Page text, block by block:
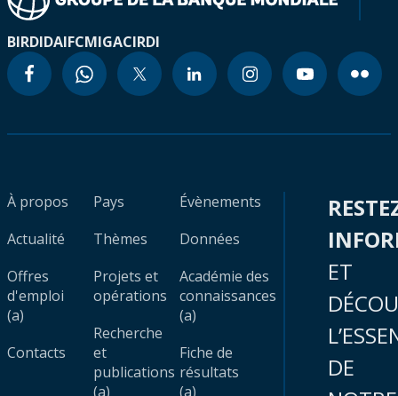
BIRDIDAIFCMIGACIRDI
À propos
Actualité
Offres
d'emploi
(a)
Contacts
Pays
Thèmes
Projets et
opérations
Recherche
et
publications
(a)
Évènements
Données
Académie des
connaissances
(a)
Fiche de
résultats
(a)
ET
DE